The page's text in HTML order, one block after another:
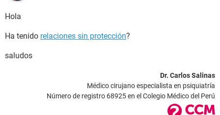
Hola
Ha tenido relaciones sin protección?
saludos
Dr. Carlos Salinas
Médico cirujano especialista en psiquiatría
Número de registro 68925 en el Colegio Médico del Perú